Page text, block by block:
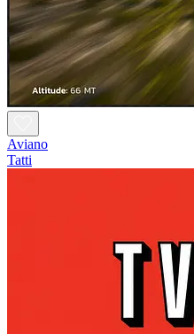
Aviano
Tatti